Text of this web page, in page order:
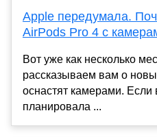
Apple передумала.
AirPods Pro 4 с
Вот уже как несколько
рассказываем вам о
оснастят камерами. Если
планировала ...